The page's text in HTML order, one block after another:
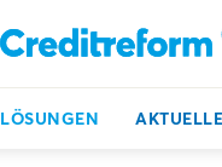
LÖSUNGEN